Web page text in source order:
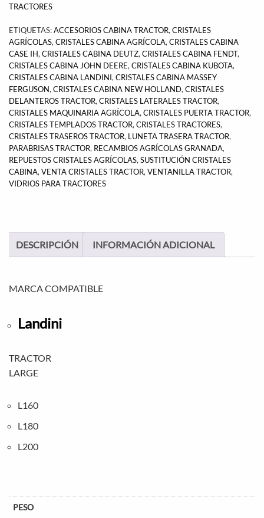
TRACTORES
ETIQUETAS:ACCESORIOS CABINA TRACTOR, CRISTALES
AGRÍCOLAS, CRISTALES CABINA AGRÍCOLA, CRISTALES CABINA
CASE IH, CRISTALES CABINA DEUTZ, CRISTALES CABINA FENDT,
CRISTALES CABINA JOHN DEERE, CRISTALES CABINA KUBOTA,
CRISTALES CABINA LANDINI, CRISTALES CABINA MASSEY
FERGUSON, CRISTALES CABINA NEW HOLLAND, CRISTALES
DELANTEROS TRACTOR, CRISTALES LATERALES TRACTOR,
CRISTALES MAQUINARIA AGRÍCOLA, CRISTALES PUERTA TRACTOR,
CRISTALES TEMPLADOS TRACTOR, CRISTALES TRACTORES,
CRISTALES TRASEROS TRACTOR, LUNETA TRASERA TRACTOR,
PARABRISAS TRACTOR, RECAMBIOS AGRÍCOLAS GRANADA,
REPUESTOS CRISTALES AGRÍCOLAS, SUSTITUCIÓN CRISTALES
CABINA, VENTA CRISTALES TRACTOR, VENTANILLA TRACTOR,
VIDRIOS PARA TRACTORES
DESCRIPCIÓN INFORMACIÓN ADICIONAL
MARCA COMPATIBLE
Landini
TRACTOR
LARGE
L160
L180
L200
PESO